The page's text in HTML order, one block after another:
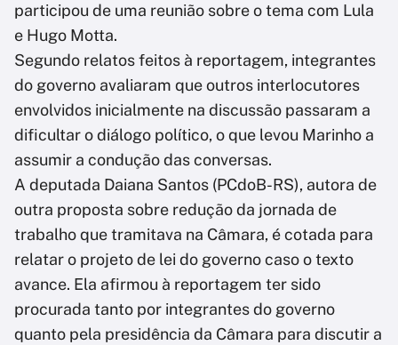
participou de uma reunião sobre o tema com Lula
e Hugo Motta.
Segundo relatos feitos à reportagem, integrantes
do governo avaliaram que outros interlocutores
envolvidos inicialmente na discussão passaram a
dificultar o diálogo político, o que levou Marinho a
assumir a condução das conversas.
A deputada Daiana Santos (PCdoB-RS), autora de
outra proposta sobre redução da jornada de
trabalho que tramitava na Câmara, é cotada para
relatar o projeto de lei do governo caso o texto
avance. Ela afirmou à reportagem ter sido
procurada tanto por integrantes do governo
quanto pela presidência da Câmara para discutir a